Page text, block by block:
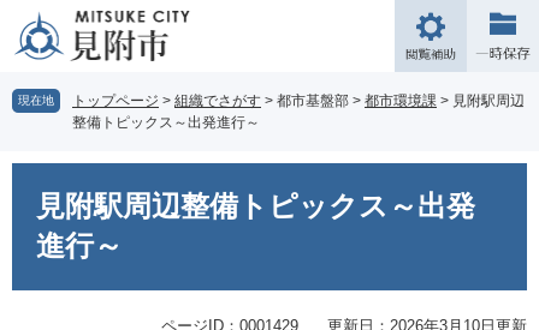
の
先
で
ー
を
ば
へ
閲
覧
補
現在地 トップページ > 組織でさがす > 都市基盤部 > 都市環境課 > 見附駅周辺
整備トピックス～出発進行～
見附駅周辺整備トピックス～出発
進行～
ページID：0001429 更新日：2026年3月10日更新